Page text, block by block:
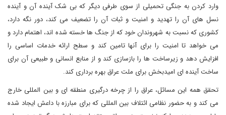
وارد کردن به جنگی تحمیلی از سوی طرفی دیگر که بی شک آینده آن و آینده
نسل های آن را تهدید و امنیت و ثبات آن را تضعیف می کند، دور نگه دارد،
کشوری که نسبت به شهروندان خود که از جنگ ها خسته شده اند، اهتمام دارد و
می خواهد تا امنیت را برای آنها تامین کند و سطح ارائه خدمات اساسی را
افزایش دهد و زیرساخت ها را بازسازی کند و از منابع انسانی و طبیعی آن برای
ساخت آینده ای امیدبخش برای ملت عراق بهره برداری کند.
تحقق همه این مسائل، عراق را از چرخه درگیری منطقه ای و بین المللی خارج
می کند و به حضور نظامی ائتلاف بین المللی که برای مبارزه با داعش ایجاد شده